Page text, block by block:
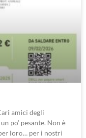
amici degli
po’ pesante. Non è
loro… per i nostri